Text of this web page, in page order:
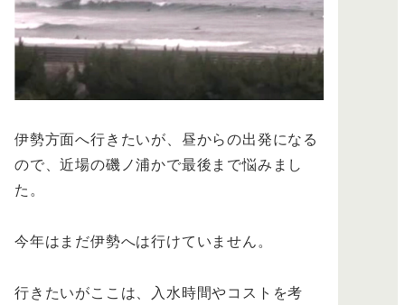
伊勢方面へ行きたいが、昼からの出発になる
ので、近場の磯ノ浦かで最後まで悩みまし
た。
今年はまだ伊勢へは行けていません。
行きたいがここは、入水時間やコストを考